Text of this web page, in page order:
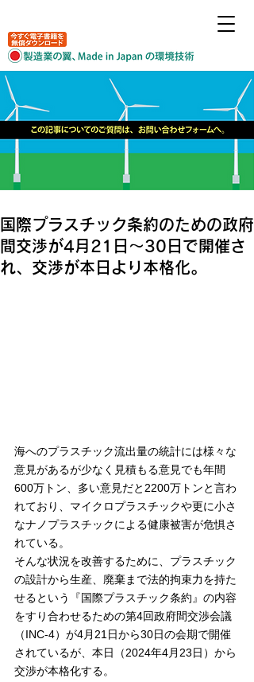
国際プラスチック条約のための政府
間交渉が4月21日～30日で開催さ
れ、交渉が本日より本格化。
海へのプラスチック流出量の統計には様々な
意見があるが少なく見積もる意見でも年間
600万トン、多い意見だと2200万トンと言わ
れており、マイクロプラスチックや更に小さ
なナノプラスチックによる健康被害が危惧さ
れている。
そんな状況を改善するために、プラスチック
の設計から生産、廃棄まで法的拘束力を持た
せるという『国際プラスチック条約』の内容
をすり合わせるための第4回政府間交渉会議
（INC-4）が4月21日から30日の会期で開催
されているが、本日（2024年4月23日）から
交渉が本格化する。